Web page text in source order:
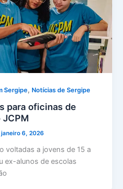
Sergipe, Notícias de Sergipe
para oficinas de
janeiro 6, 2026
voltadas a jovens de 15 a
ex-alunos de escolas